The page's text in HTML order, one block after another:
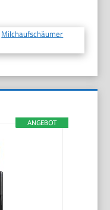
Milchaufschäumer
ANGEBOT